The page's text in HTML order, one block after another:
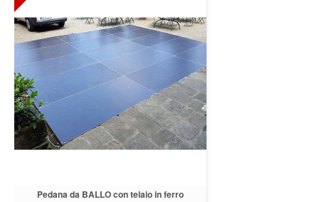
Pedana da BALLO con telaio in ferro